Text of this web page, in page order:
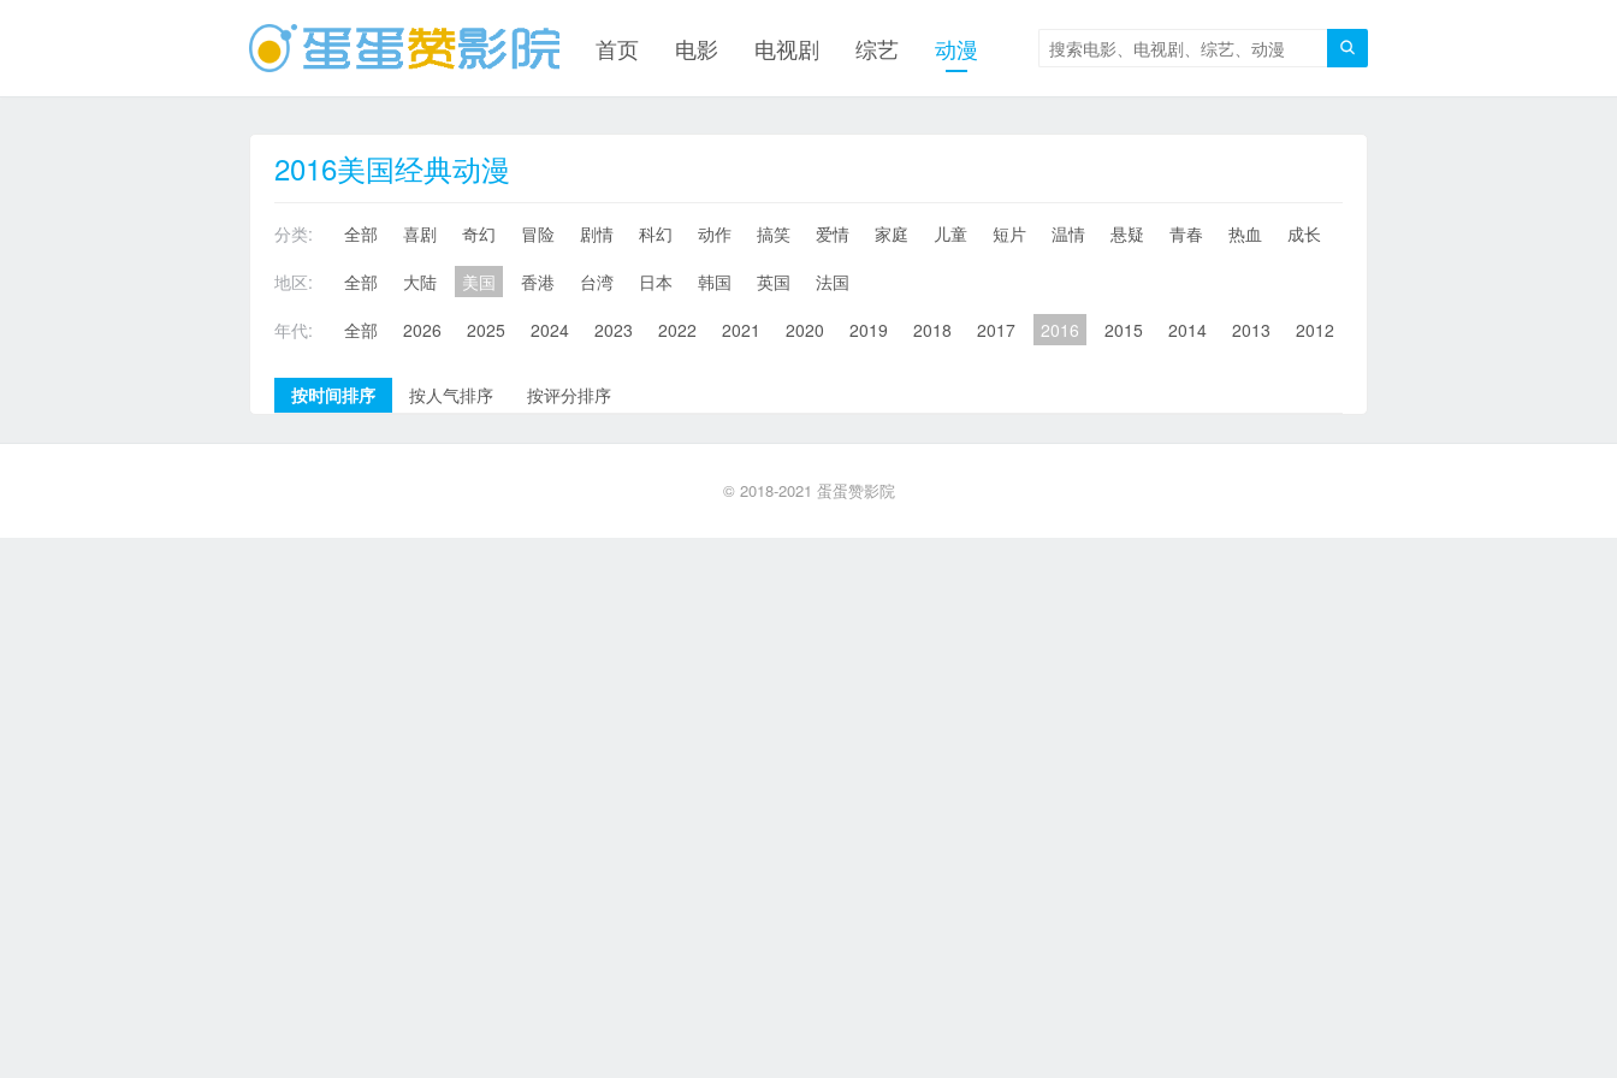

首页 电影 电视剧 综艺 动漫
2016美国经典动漫
分类: 全部 喜剧 奇幻 冒险 剧情 科幻 动作 搞笑 爱情 家庭 儿童 短片 温情 悬疑 青春 热血 成长
地区:
全部 大陆 美国 香港 台湾 日本 韩国 英国
法国
年代:
全部 2026 2025 2024 2023 2022 2021 2020 2019 2018 2017 2016 2015 2014 2013 2012
按时间排序 按人气排序 按评分排序
© 2018-2021 蛋蛋赞影院